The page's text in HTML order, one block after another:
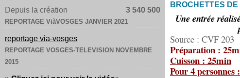
Depuis la création 3 540 500
REPORTAGE ViàVOSGES JANVIER 2021
reportage via-vosges
REPORTAGE VOSGES-TELEVISION NOVEMBRE
2015
BROCHETTES
Une entrée
Source : CVF 203
Préparation :
Cuisson : 25min
Pour 4 personnes :